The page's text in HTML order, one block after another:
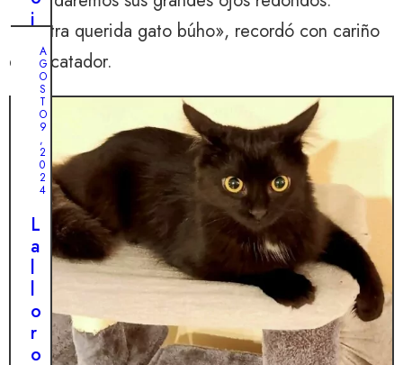
Nuestra querida gato búho», recordó con cariño
el rescatador.
i
m
p
n
e
e
n
u
n
p
a
A
G
O
S
T
O
9
,
2
0
2
4
L
a
l
l
o
r
o